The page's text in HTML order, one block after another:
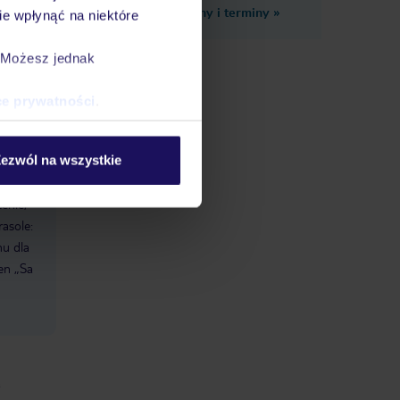
wpłynąć na niektóre
jednak
prywatności
na wszystkie
w
12-
dla
„Sa
Zobacz inne ceny i terminy »